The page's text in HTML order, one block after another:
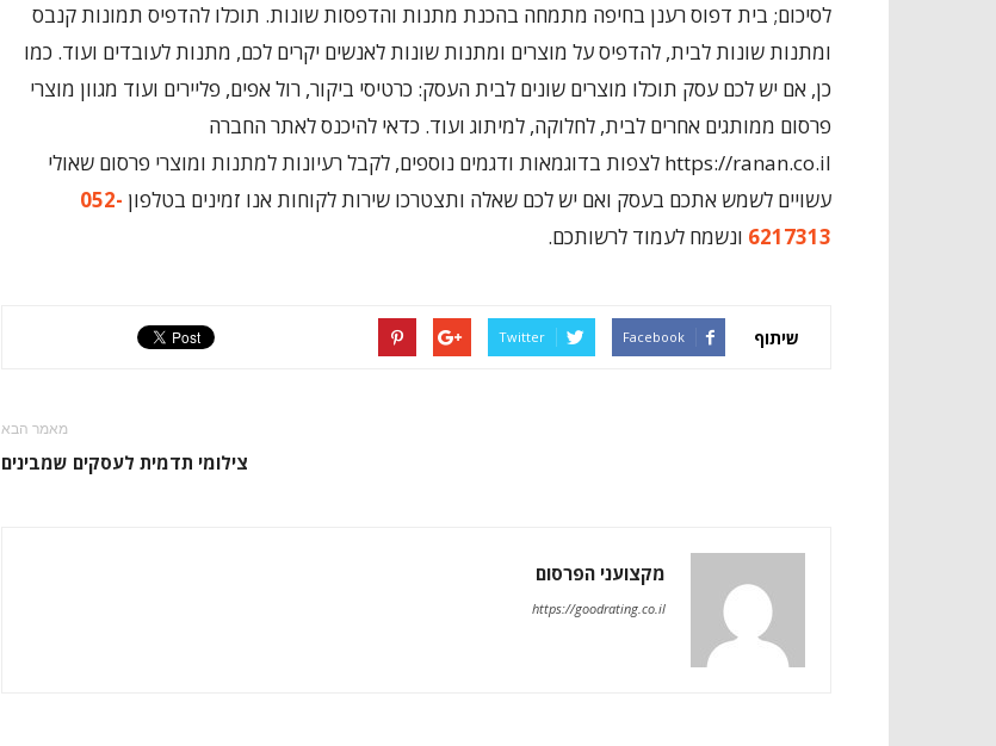
לסיכום; בית דפוס רענן בחיפה מתמחה בהכנת מתנות והדפסות שונות. תוכלו להדפיס תמונות קנבס
ומתנות שונות לבית, להדפיס על מוצרים ומתנות שונות לאנשים יקרים לכם, מתנות לעובדים ועוד. כמו
כן, אם יש לכם עסק תוכלו מוצרים שונים לבית העסק: כרטיסי ביקור, רול אפים, פליירים ועוד מגוון מוצרי
פרסום ממותגים אחרים לבית, לחלוקה, למיתוג ועוד. כדאי להיכנס לאתר החברה
https://ranan.co.il לצפות בדוגמאות ודגמים נוספים, לקבל רעיונות למתנות ומוצרי פרסום שאולי
עשויים לשמש אתכם בעסק ואם יש לכם שאלה ותצטרכו שירות לקוחות אנו זמינים בטלפון 052-
6217313 ונשמח לעמוד לרשותכם.
שיתוף Facebook
Twitter
מאמר הבא
צילומי תדמית לעסקים שמבינים
מקצועני הפרסום
https://goodrating.co.il